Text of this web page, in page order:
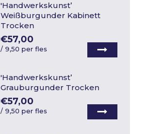
'Handwerkskunst’
Weißburgunder Kabinett
Trocken
€57,00
/9,50 per fles
'Handwerkskunst’
Grauburgunder Trocken
€57,00
/9,50 per fles